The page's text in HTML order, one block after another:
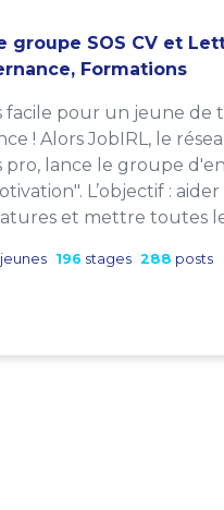
groupe SOS CV et
Formations
facile pour un jeune de
! Alors JobIRL, le
pro, lance le groupe
L’objectif :
et mettre toutes
jeunes 196 stages 288 posts